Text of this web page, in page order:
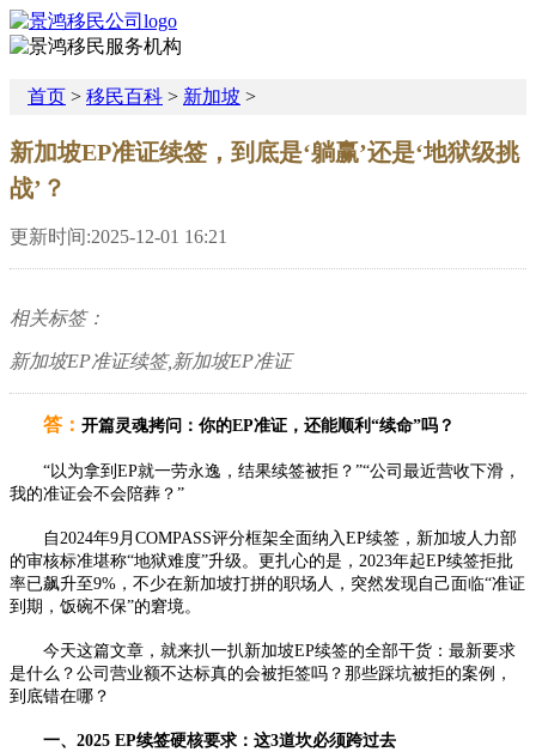
首页 > 移民百科 > 新加坡 >
新加坡EP准证续签，到底是‘躺赢’还是‘地狱级挑
战’？
更新时间:2025-12-01 16:21
相关标签：
新加坡EP准证续签,新加坡EP准证
答 ： 开篇灵魂拷问：你的EP准证，还能顺利“续命”吗？
“以为拿到EP就一劳永逸，结果续签被拒？”“公司最近营收下滑，
我的准证会不会陪葬？”
自2024年9月COMPASS评分框架全面纳入EP续签，新加坡人力部
的审核标准堪称“地狱难度”升级。更扎心的是，2023年起EP续签拒批
率已飙升至9%，不少在新加坡打拼的职场人，突然发现自己面临“准证
到期，饭碗不保”的窘境。
今天这篇文章，就来扒一扒新加坡EP续签的全部干货：最新要求
是什么？公司营业额不达标真的会被拒签吗？那些踩坑被拒的案例，
到底错在哪？
一、2025 EP续签硬核要求：这3道坎必须跨过去